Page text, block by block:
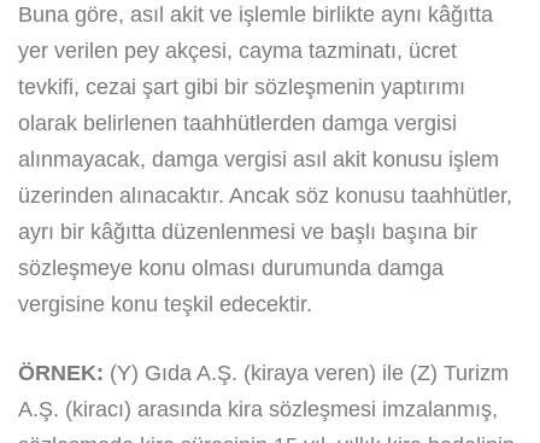
Buna göre, asıl akit ve işlemle birlikte aynı kâğıtta
yer verilen pey akçesi, cayma tazminatı, ücret
tevkifi, cezai şart gibi bir sözleşmenin yaptırımı
olarak belirlenen taahhütlerden damga vergisi
alınmayacak, damga vergisi asıl akit konusu işlem
üzerinden alınacaktır. Ancak söz konusu taahhütler,
ayrı bir kâğıtta düzenlenmesi ve başlı başına bir
sözleşmeye konu olması durumunda damga
vergisine konu teşkil edecektir.
ÖRNEK: (Y) Gıda A.Ş. (kiraya veren) ile (Z) Turizm
A.Ş. (kiracı) arasında kira sözleşmesi imzalanmış,